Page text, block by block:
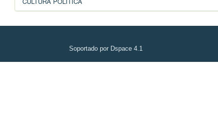
Soportado por Dspace 4.1